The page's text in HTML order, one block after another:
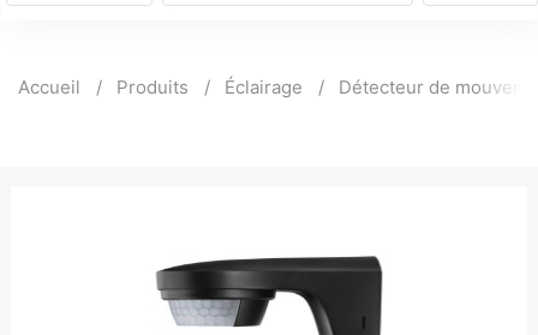
Accueil Produits Éclairage Détecteur de